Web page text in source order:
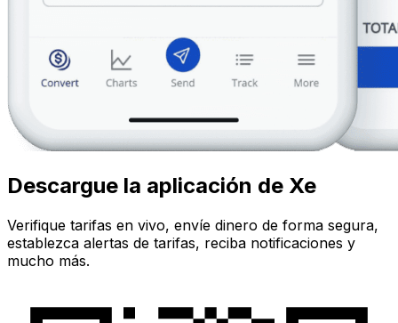
Descargue la aplicación de Xe
Verifique tarifas en vivo, envíe dinero de forma segura,
establezca alertas de tarifas, reciba notificaciones y
mucho más.